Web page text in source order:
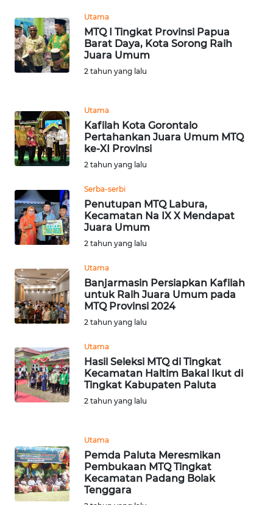
Utama
MTQ I Tingkat Provinsi Papua
Barat Daya, Kota Sorong Raih
Juara Umum
2 tahun yang lalu
Utama
Kafilah Kota Gorontalo
Pertahankan Juara Umum MTQ
ke-XI Provinsi
2 tahun yang lalu
Serba-serbi
Penutupan MTQ Labura,
Kecamatan Na IX X Mendapat
Juara Umum
2 tahun yang lalu
Utama
Banjarmasin Persiapkan Kafilah
untuk Raih Juara Umum pada
MTQ Provinsi 2024
2 tahun yang lalu
Utama
Hasil Seleksi MTQ di Tingkat
Kecamatan Haltim Bakal Ikut di
Tingkat Kabupaten Paluta
2 tahun yang lalu
Utama
Pemda Paluta Meresmikan
Pembukaan MTQ Tingkat
Kecamatan Padang Bolak
Tenggara
WN
TAPANULI
SELATAN
WN
WN
KARO
SIMALUNGUN
WN
LABUHANBATU
WN
TAPANULI
TENGAH
WN DELI
WN
TEBING
TINGGI
WN
KARAWANG